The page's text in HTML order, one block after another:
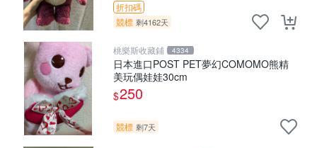
折扣碼
競標 剩4162天
桃樂斯收藏鋪 4334
日本進口POST PET夢幻COMOMO熊精
美玩偶娃娃30cm
$250
競標 剩7天